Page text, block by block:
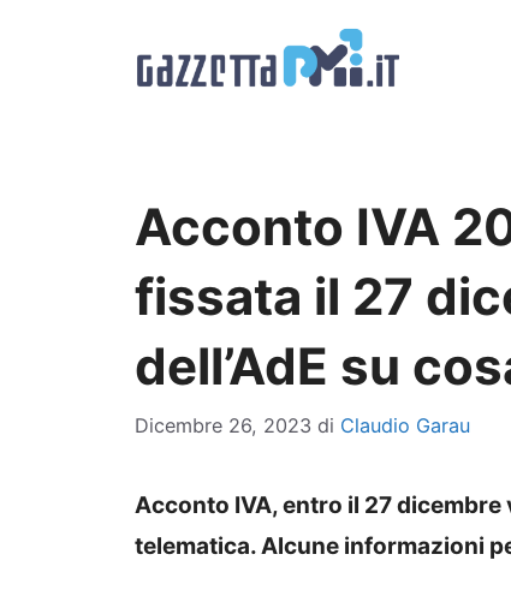
Acconto IVA
fissata il 27
dell’AdE su
Dicembre 26, 2023 di Claudio Garau
Acconto IVA, entro il 27
telematica. Alcune informazioni